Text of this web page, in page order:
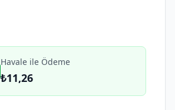
Havale ile Ödeme
₺11,26